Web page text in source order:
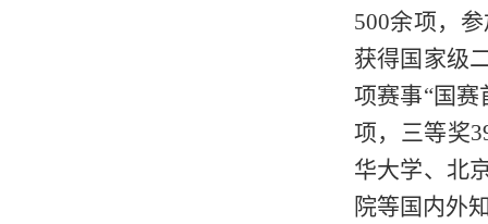
500余项，
获得国家级
项赛事“国
项，三等奖
华大学、北
院等国内外